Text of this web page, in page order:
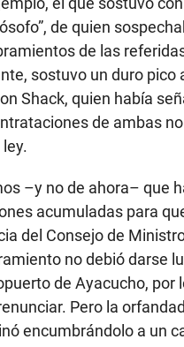
de quien
de las
sostuvo un duro pico
Shack, quien había
de ambas
–y no de ahora– que
acumuladas para
del Consejo de
no debió darse
de Ayacucho, por
Pero la
encumbrándolo a un